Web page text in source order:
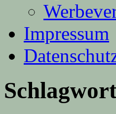
Impressum